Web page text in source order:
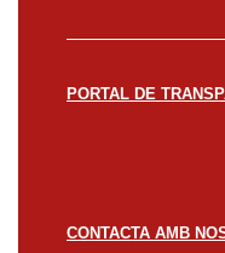
PORTAL DE
CONTACTA AMB